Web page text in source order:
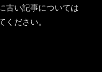
古い記事については
ださい。